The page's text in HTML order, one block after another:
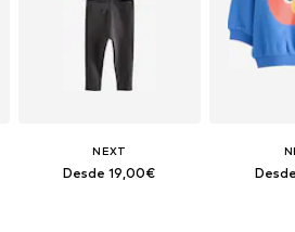
NEXT
Desde 19,00€